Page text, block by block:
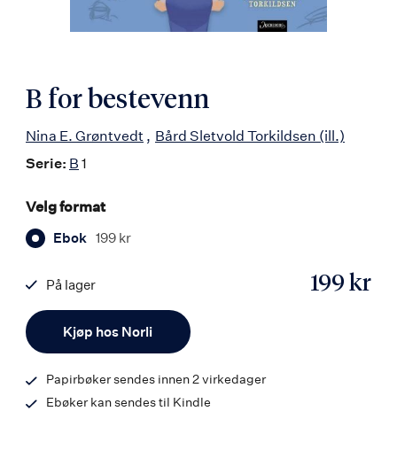
B for bestevenn
Nina E. Grøntvedt Bård Sletvold Torkildsen (ill.)
Serie: B 1
Velg format
Ebok 199 kr
Kjøp hos Norli
199 kr
På lager
9788203269059
Papirbøker sendes innen 2 virkedager
Ebøker kan sendes til Kindle